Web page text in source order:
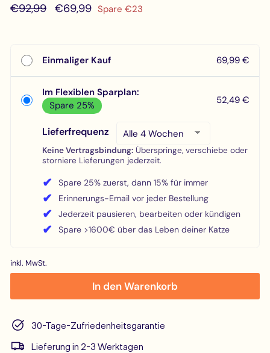
Normaler
€92,99€92,99
Sonderpreis
€69,99 €69,99
Spare €23
Einmaliger Kauf 69,99 €
Im Flexiblen Sparplan:
Spare 25%
52,49 €
Lieferfrequenz
Keine Vertragsbindung:Überspringe, verschiebe oder
storniere Lieferungen jederzeit.
✔ Spare 25% zuerst, dann 15% für immer
✔ Erinnerungs-Email vor jeder Bestellung
✔ Jederzeit pausieren, bearbeiten oder kündigen
✔ Spare >1600€ über das Leben deiner Katze
inkl. MwSt.
In den Warenkorb
30-Tage-Zufriedenheitsgarantie
Lieferung in 2-3 Werktagen